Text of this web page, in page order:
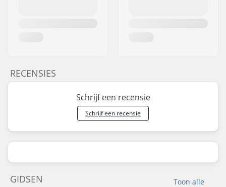
RECENSIES
Schrijf een recensie
Schrijf een recensie
Toon alle
GIDSEN